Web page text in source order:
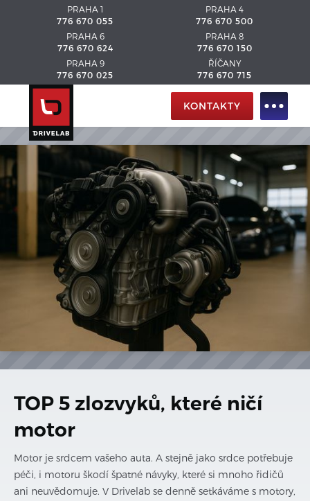
PRAHA 1
776 670 055
PRAHA 4
776 670 500
PRAHA 6
776 670 624
PRAHA 8
776 670 150
PRAHA 9
776 670 025
ŘÍČANY
776 670 715
KONTAKTY
TOP 5 zlozvyků, které ničí
motor
Motor je srdcem vašeho auta. A stejně jako srdce potřebuje
péči, i motoru škodí špatné návyky, které si mnoho řidičů
ani neuvědomuje. V Drivelab se denně setkáváme s motory,